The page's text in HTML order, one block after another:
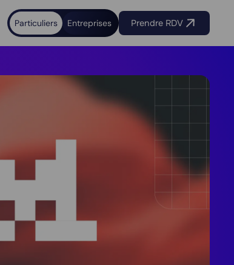
Particuliers Entreprises Prendre RDV